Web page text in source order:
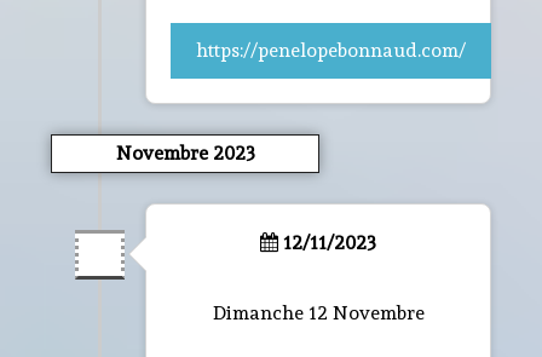
https://penelopebonnaud.com/
Novembre 2023
12/11/2023
Dimanche 12 Novembre